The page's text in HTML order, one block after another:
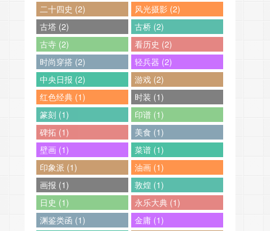
二十四史 (2)
风光摄影 (2)
古塔 (2)
古桥 (2)
古寺 (2)
看历史 (2)
时尚穿搭 (2)
轻兵器 (2)
中央日报 (2)
游戏 (2)
红色经典 (1)
时装 (1)
篆刻 (1)
印谱 (1)
碑拓 (1)
美食 (1)
壁画 (1)
菜谱 (1)
印象派 (1)
油画 (1)
画报 (1)
敦煌 (1)
日史 (1)
永乐大典 (1)
渊鉴类函 (1)
金庸 (1)